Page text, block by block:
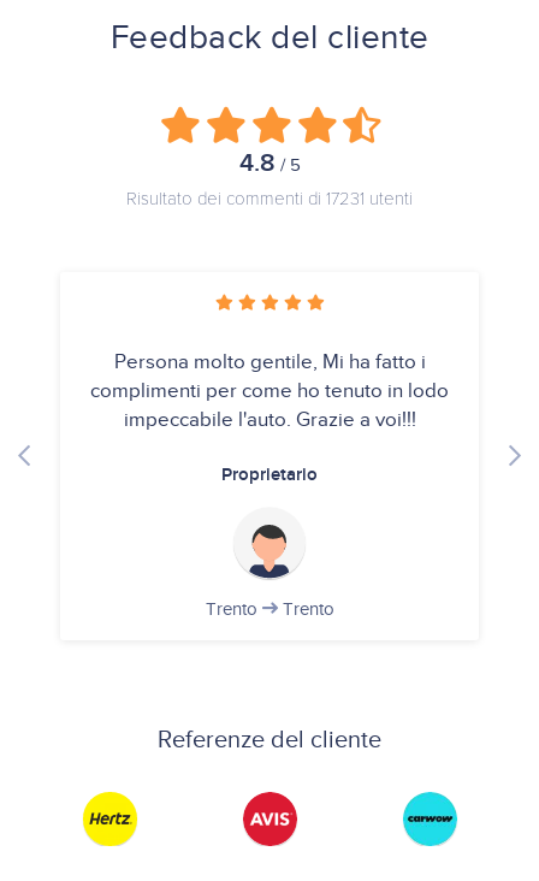
Feedback del cliente
4.8 / 5
Risultato dei commenti di 17231 utenti
Persona molto gentile, Mi ha fatto i
complimenti per come ho tenuto in lodo
impeccabile l'auto. Grazie a voi!!!
Proprietario
Trento Trento
Referenze del cliente